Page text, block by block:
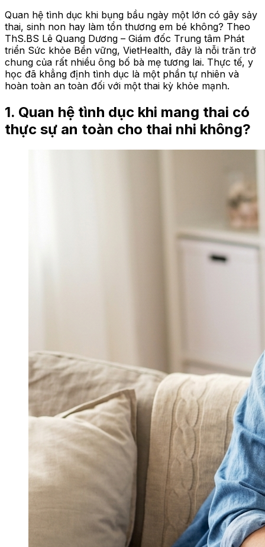
Quan hệ tình dục khi bụng bầu ngày một lớn có gây sảy
thai, sinh non hay làm tổn thương em bé không? Theo
ThS.BS Lê Quang Dương – Giám đốc Trung tâm Phát
triển Sức khỏe Bền vững, VietHealth, đây là nỗi trăn trở
chung của rất nhiều ông bố bà mẹ tương lai. Thực tế, y
học đã khẳng định tình dục là một phần tự nhiên và
hoàn toàn an toàn đối với một thai kỳ khỏe mạnh.
1. Quan hệ tình dục khi mang thai có
thực sự an toàn cho thai nhi không?